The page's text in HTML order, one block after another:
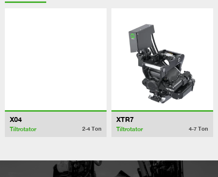
X04
Tiltrotator 2-4 Ton
XTR7
Tiltrotator 4-7 Ton